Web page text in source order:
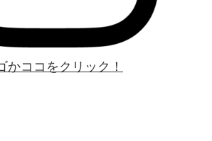
かココをクリック！